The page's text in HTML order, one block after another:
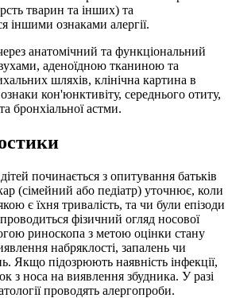
тварин та інших) та
іншими ознаками алергії.
анатомічний та функціональний
аденоїдною тканиною та
шляхів, клінічна картина в
кон'юнктивіту, середнього отиту,
бронхіальної астми.
починається з опитування батьків
(сімейний або педіатр) уточнює, коли
є їхня тривалість, та чи були епізоди
фізичний огляд носової
риноскопа з метою оцінки стану
набряклості, запалень чи
Якщо підозрюють наявність інфекції,
з носа на виявлення збудника. У разі
проводять алергопроби.